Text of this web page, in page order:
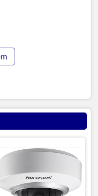
cáp âm thanh. Mỗi sản
cao, đảm bảo khả
và ổn định.
phân giải cao, bao gồm
nét và âm thanh trung
các thiết bị giải trí gia